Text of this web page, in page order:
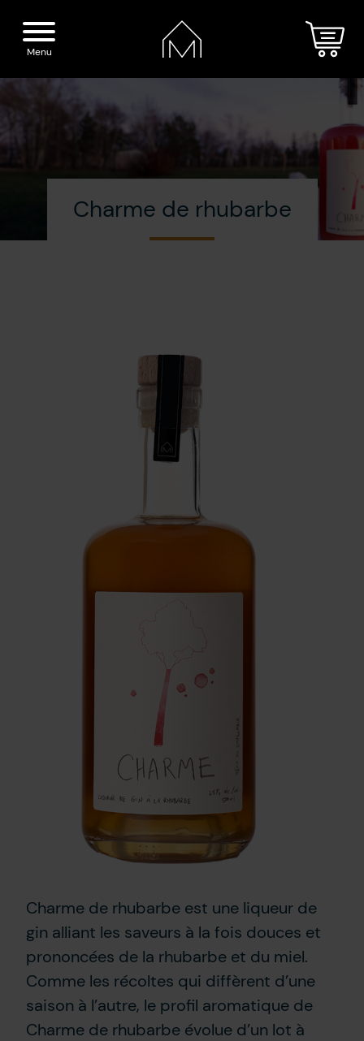
Nos spiritueux
La Distillerie
Boutique
Menu
Charme de rhubarbe
Charme de rhubarbe est une liqueur de
gin alliant les saveurs à la fois douces et
prononcées de la rhubarbe et du miel.
Comme les récoltes qui diffèrent d’une
saison à l’autre, le profil aromatique de
Charme de rhubarbe évolue d’un lot à